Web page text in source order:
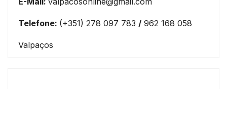
Telefone: (+351) 278 097 783 / 962 168 058
Valpaços